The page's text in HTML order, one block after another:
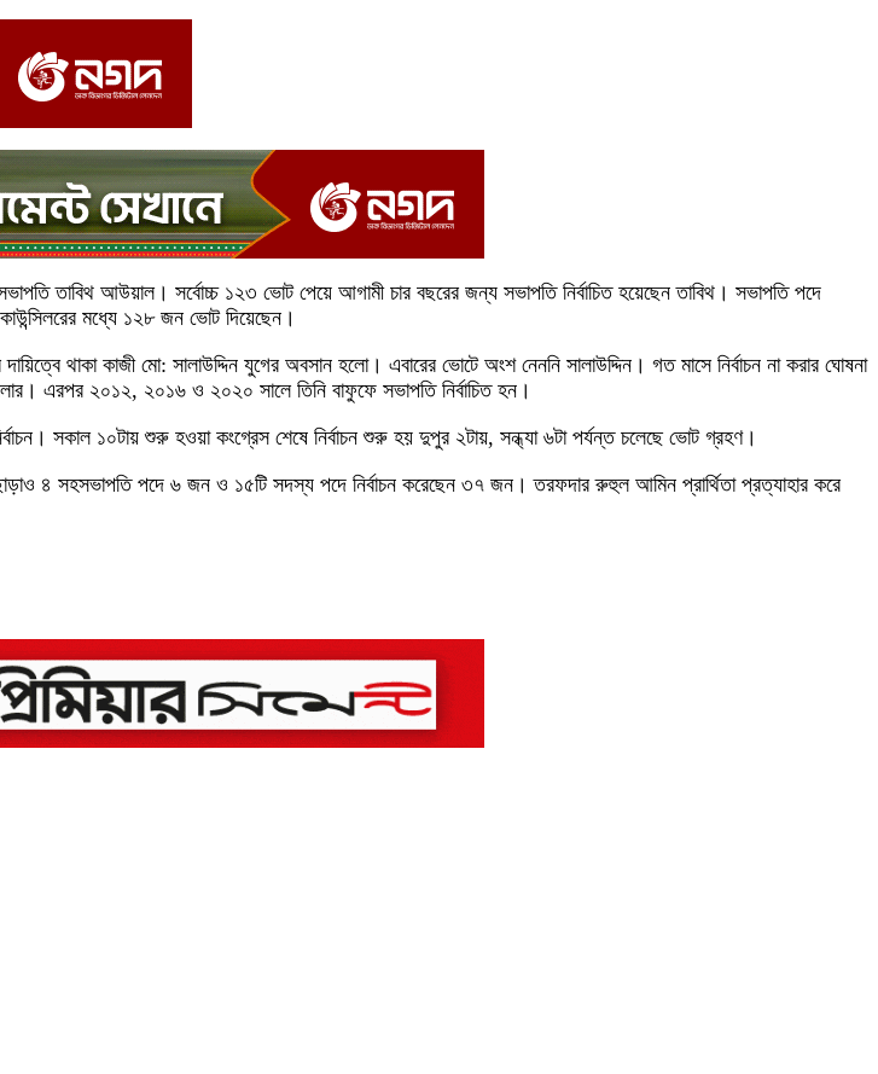
তাবিথ আউয়াল। সর্বোচ্চ ১২৩ ভোট পেয়ে আগামী চার বছরের জন্য সভাপতি নির্বাচিত হয়েছেন তাবিথ। সভাপতি পদে
মধ্যে ১২৮ জন ভোট দিয়েছেন।
থাকা কাজী মো: সালাউদ্দিন যুগের অবসান হলো। এবারের ভোটে অংশ নেননি সালাউদ্দিন। গত মাসে নির্বাচন না করার ঘোষনা
এরপর ২০১২, ২০১৬ ও ২০২০ সালে তিনি বাফুফে সভাপতি নির্বাচিত হন।
সকাল ১০টায় শুরু হওয়া কংগ্রেস শেষে নির্বাচন শুরু হয় দুপুর ২টায়, সন্ধ্যা ৬টা পর্যন্ত চলেছে ভোট গ্রহণ।
ছাড়াও ৪ সহসভাপতি পদে ৬ জন ও ১৫টি সদস্য পদে নির্বাচন করেছেন ৩৭ জন। তরফদার রুহুল আমিন প্রার্থিতা প্রত্যাহার করে